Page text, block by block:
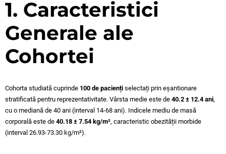
1. Caracteristici
Generale ale
Cohortei
Cohorta studiată cuprinde 100 de pacienți selectați prin eșantionare
stratificată pentru reprezentativitate. Vârsta medie este de 40.2 ± 12.4 ani,
cu o mediană de 40 ani (interval 14-68 ani). Indicele mediu de masă
corporală este de 40.18 ± 7.54 kg/m², caracteristic obezității morbide
(interval 26.93-73.30 kg/m²).